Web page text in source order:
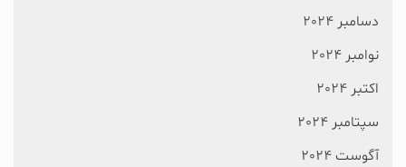
دسامبر 2024
نوامبر 2024
اکتبر 2024
سپتامبر 2024
آگوست 2024